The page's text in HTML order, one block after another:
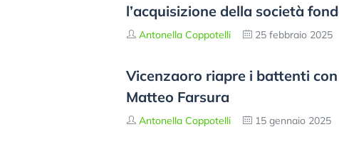
l’acquisizione della società
Antonella Coppotelli 25 febbraio 2025
Vicenzaoro riapre i battenti
Matteo Farsura
Antonella Coppotelli 15 gennaio 2025